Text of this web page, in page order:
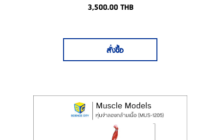
3,500.00THB
สั่งซื้อ